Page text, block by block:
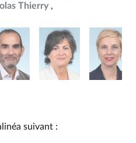
Thierry
suivant :